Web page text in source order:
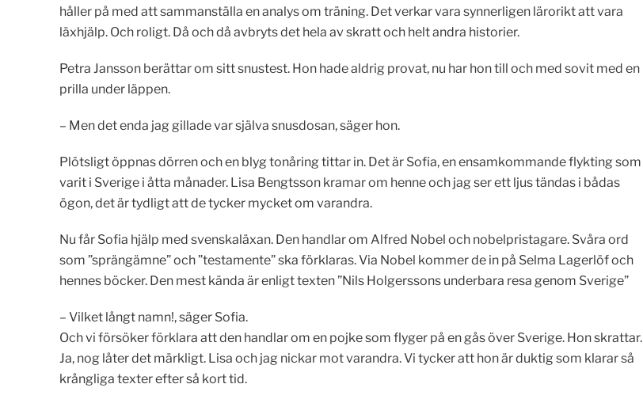
håller på med att sammanställa en analys om träning. Det verkar vara synnerligen lärorikt att vara
läxhjälp. Och roligt. Då och då avbryts det hela av skratt och helt andra historier.
Petra Jansson berättar om sitt snustest. Hon hade aldrig provat, nu har hon till och med sovit med en
prilla under läppen.
– Men det enda jag gillade var själva snusdosan, säger hon.
Plötsligt öppnas dörren och en blyg tonåring tittar in. Det är Sofia, en ensamkommande flykting som
varit i Sverige i åtta månader. Lisa Bengtsson kramar om henne och jag ser ett ljus tändas i bådas
ögon, det är tydligt att de tycker mycket om varandra.
Nu får Sofia hjälp med svenskaläxan. Den handlar om Alfred Nobel och nobelpristagare. Svåra ord
som ”sprängämne” och ”testamente” ska förklaras. Via Nobel kommer de in på Selma Lagerlöf och
hennes böcker. Den mest kända är enligt texten ”Nils Holgerssons underbara resa genom Sverige”
– Vilket långt namn!, säger Sofia.
Och vi försöker förklara att den handlar om en pojke som flyger på en gås över Sverige. Hon skrattar.
Ja, nog låter det märkligt. Lisa och jag nickar mot varandra. Vi tycker att hon är duktig som klarar så
krångliga texter efter så kort tid.